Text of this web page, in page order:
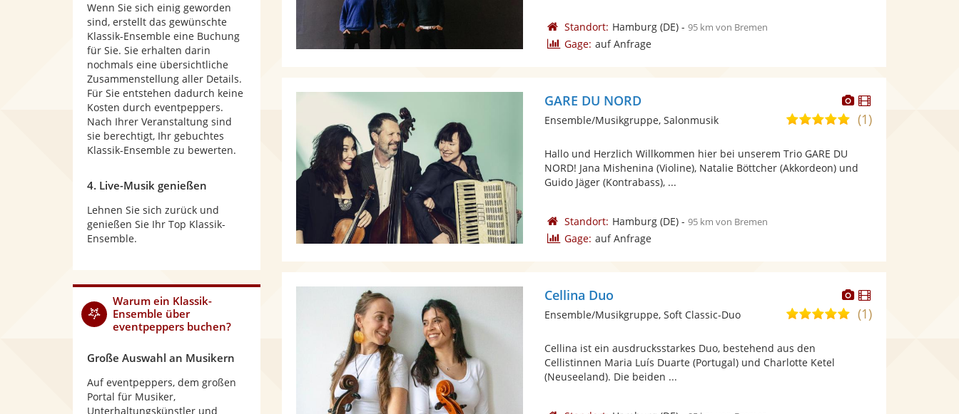
Standort: Hamburg(DE)- 95 km von Bremen
Gage: auf Anfrage
Dieser
Künstler
stellt
bereit.
Dieser
Künstler
GARE DU NORD
5,0
Sternen
(1)
Ensemble/Musikgruppe, Salonmusik
Hallo und Herzlich Willkommen hier bei unserem Trio GARE DU
NORD! Jana Mishenina (Violine), Natalie Böttcher (Akkordeon) und
Guido Jäger (Kontrabass), ...
Standort: Hamburg(DE)- 95 km von Bremen
Gage: auf Anfrage
Dieser
Künstler
stellt
Dieser
Künstler
Cellina Duo
5,0(1)
Ensemble/Musikgruppe, Soft Classic-Duo
Cellina ist ein ausdrucksstarkes Duo, bestehend aus den
Cellistinnen Maria Luís Duarte (Portugal) und Charlotte Ketel
(Neuseeland). Die beiden ...
Wenn Sie sich einig geworden
sind, erstellt das gewünschte
Klassik-Ensemble eine Buchung
für Sie. Sie erhalten darin
nochmals eine übersichtliche
Zusammenstellung aller Details.
Für Sie entstehen dadurch keine
Kosten durch eventpeppers.
Nach Ihrer Veranstaltung sind
sie berechtigt, Ihr gebuchtes
Klassik-Ensemble zu bewerten.
4. Live-Musik genießen
Lehnen Sie sich zurück und
genießen Sie Ihr Top Klassik-
Ensemble.
Warum ein Klassik-
Ensemble über
eventpeppers buchen?
Große Auswahl an Musikern
Auf eventpeppers, dem großen
Portal für Musiker,
Unterhaltungskünstler und